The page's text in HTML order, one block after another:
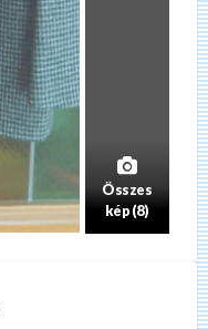
Összes
kép (8)